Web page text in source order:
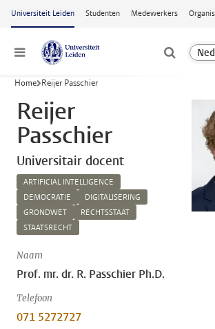
Ga naar hoofdinhoud
Universiteit Leiden Studenten Medewerkers
Menu
Home Reijer Passchier
Reijer
Passchier
Universitair docent
ARTIFICIAL INTELLIGENCE
DEMOCRATIE
DIGITALISERING
GRONDWET
RECHTSSTAAT
STAATSRECHT
Naam
Prof. mr. dr. R. Passchier Ph.D.
Telefoon
071 5272727